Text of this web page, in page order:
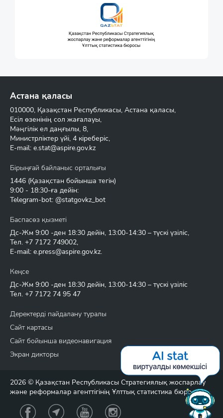
Астана қаласы
010000, Қазақстан Республикасы, Астана қаласы,
Есіл өзенінің сол жағалауы,
Мәңгілік ел даңғылы, 8,
Министрліктер үйі, 4 кіреберіс,
E-mail: e.stat@aspire.gov.kz
Бірыңғай байланыс орталығы
1446 (Қазақстан бойынша тегін)
9:00 - 18:30-ға дейін:
Telegram-bot: @statgovkz_bot
Баспасөз қызметі
Дс-Жм 9:00 -ден 18:30 дейін, 13:00-14:30 – түскі үзіліс,
Тел. +7 7172 749002,
E-mail: e.press@aspire.gov.kz.
Кеңсе
Дс-Жм 9:00 -ден 18:30 дейін, 13:00-14:30 – түскі үзіліс
Тел. +7 7172 74 95 47
Деректерді пайдалану туралы
Сайт картасы
Сайт бойынша видеонавигация
Экран дикторы
2026 © Қазақстан Республикасы Стратегиялық жоспарлау
және реформалар агенттігінің Ұлттық статистика бюросы